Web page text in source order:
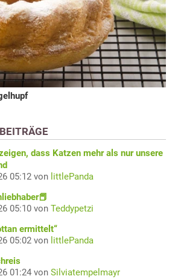
dass Katzen mehr als nur unsere
05:12 von littlePanda
05:10 von Teddypetzi
ermittelt“
05:02 von littlePanda
01:24 von Silviatempelmayr